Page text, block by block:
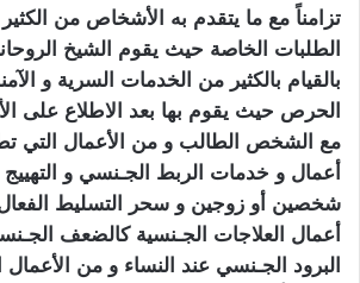
تزامناً مع ما يتقدم به الأشخاص من
الطلبات الخاصة حيث يقوم الشيخ
بالقيام بالكثير من الخدمات السرية و
الحرص حيث يقوم بها بعد الاطلاع على
مع الشخص الطالب و من الأعمال التي
أعمال و خدمات الربط الجـنسي و التهييج
شخصين أو زوجين و سحر التسليط
أعمال العلاجات الجـنسية كالضعف
البرود الجـنسي عند النساء و من